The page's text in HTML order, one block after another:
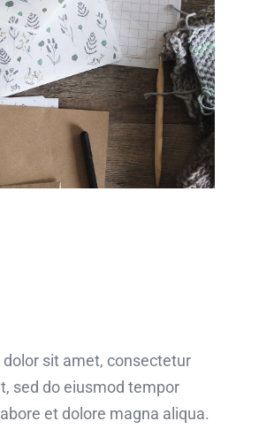
sit amet, consectetur
sed do eiusmod tempor
et dolore magna aliqua.